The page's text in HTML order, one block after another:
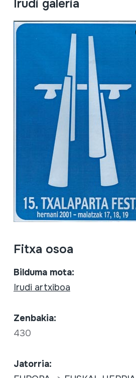
Irudi galeria
Fitxa osoa
Bilduma mota:
Irudi artxiboa
Zenbakia:
430
Jatorria: